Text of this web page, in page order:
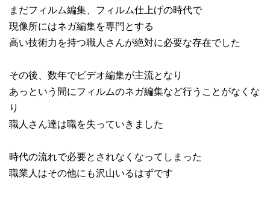
まだフィルム編集、フィルム仕上げの時代で
現像所にはネガ編集を専門とする
高い技術力を持つ職人さんが絶対に必要な存在でした
その後、数年でビデオ編集が主流となり
あっという間にフィルムのネガ編集など行うことがなくな
り
職人さん達は職を失っていきました
時代の流れで必要とされなくなってしまった
職業人はその他にも沢山いるはずです